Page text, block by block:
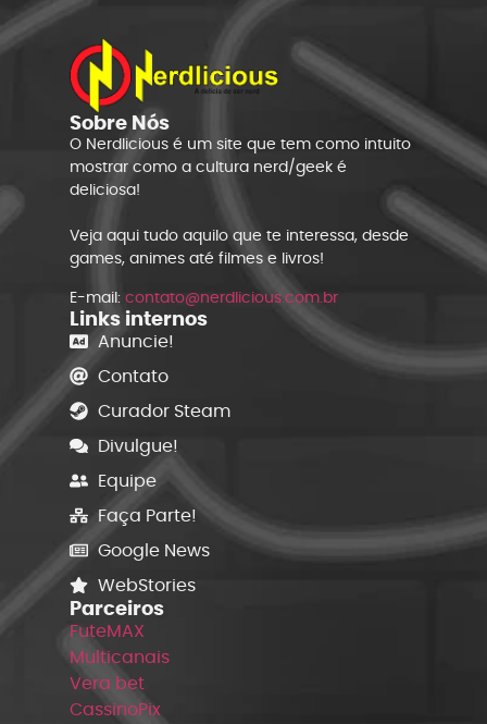
Sobre Nós
O Nerdlicious é um site que tem como intuito
mostrar como a cultura nerd/geek é
deliciosa!
Veja aqui tudo aquilo que te interessa, desde
games, animes até filmes e livros!
E-mail: contato@nerdlicious.com.br
Links internos
Anuncie!
Contato
Curador Steam
Divulgue!
Equipe
Faça Parte!
Google News
WebStories
Parceiros
FuteMAX
Multicanais
Vera bet
CassinoPix